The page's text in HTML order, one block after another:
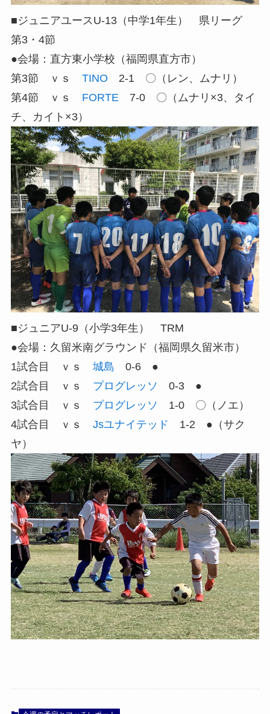
■ジュニアユースU-13（中学1年生） 県リーグ
第3・4節
●会場：直方東小学校（福岡県直方市）
第3節 ｖｓ TINO 2-1 〇（レン、ムナリ）
第4節 ｖｓ FORTE 7-0 〇（ムナリ×3、タイ
チ、カイト×3）
■ジュニアU-9（小学3年生） TRM
●会場：久留米南グラウンド（福岡県久留米市）
1試合目 ｖｓ 城島 0-6 ●
2試合目 ｖｓ プログレッソ 0-3 ●
3試合目 ｖｓ プログレッソ 1-0 〇（ノエ）
4試合目 ｖｓ Jsユナイテッド 1-2 ●（サク
ヤ）